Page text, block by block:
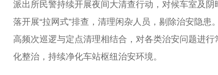
派出所民警持续开展夜间大清查行动，对候车室及阴
落开展“拉网式”排查，清理闲杂人员，剔除治安隐患
高频次巡逻与定点清理相结合，对各类治安问题进行
化整治，持续净化车站枢纽治安环境。